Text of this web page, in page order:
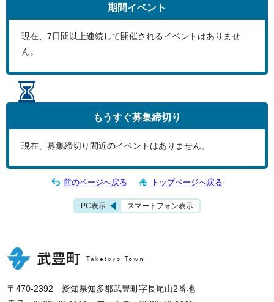
期間イベント
現在、 7日間以上連続して開催されるイベントはありませ
ん。
もうすぐ募集締切り
現在、募集締切り間近のイベントはありません。
前のページへ戻る トップページへ戻る
PC表示 スマートフォン表示
〒470-2392 愛知県知多郡武豊町字長尾山2番地